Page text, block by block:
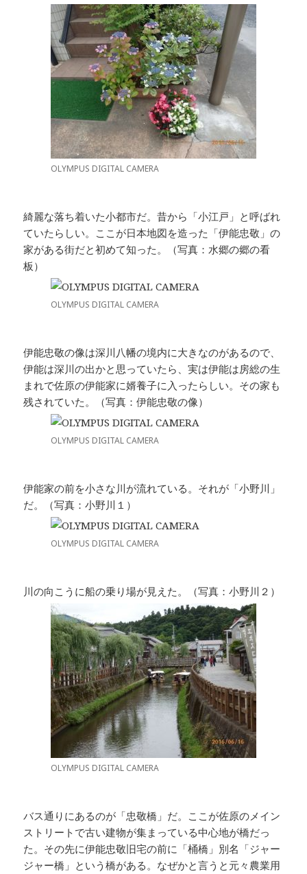
OLYMPUS DIGITAL CAMERA
綺麗な落ち着いた小都市だ。昔から「小江戸」と呼ばれ
ていたらしい。ここが日本地図を造った「伊能忠敬」の
家がある街だと初めて知った。（写真：水郷の郷の看
板）
OLYMPUS DIGITAL CAMERA
伊能忠敬の像は深川八幡の境内に大きなのがあるので、
伊能は深川の出かと思っていたら、実は伊能は房総の生
まれで佐原の伊能家に婿養子に入ったらしい。その家も
残されていた。（写真：伊能忠敬の像）
OLYMPUS DIGITAL CAMERA
伊能家の前を小さな川が流れている。それが「小野川」
だ。（写真：小野川１）
OLYMPUS DIGITAL CAMERA
川の向こうに船の乗り場が見えた。（写真：小野川２）
OLYMPUS DIGITAL CAMERA
バス通りにあるのが「忠敬橋」だ。ここが佐原のメイン
ストリートで古い建物が集まっている中心地が橋だっ
た。その先に伊能忠敬旧宅の前に「桶橋」別名「ジャー
ジャー橋」という橋がある。なぜかと言うと元々農業用